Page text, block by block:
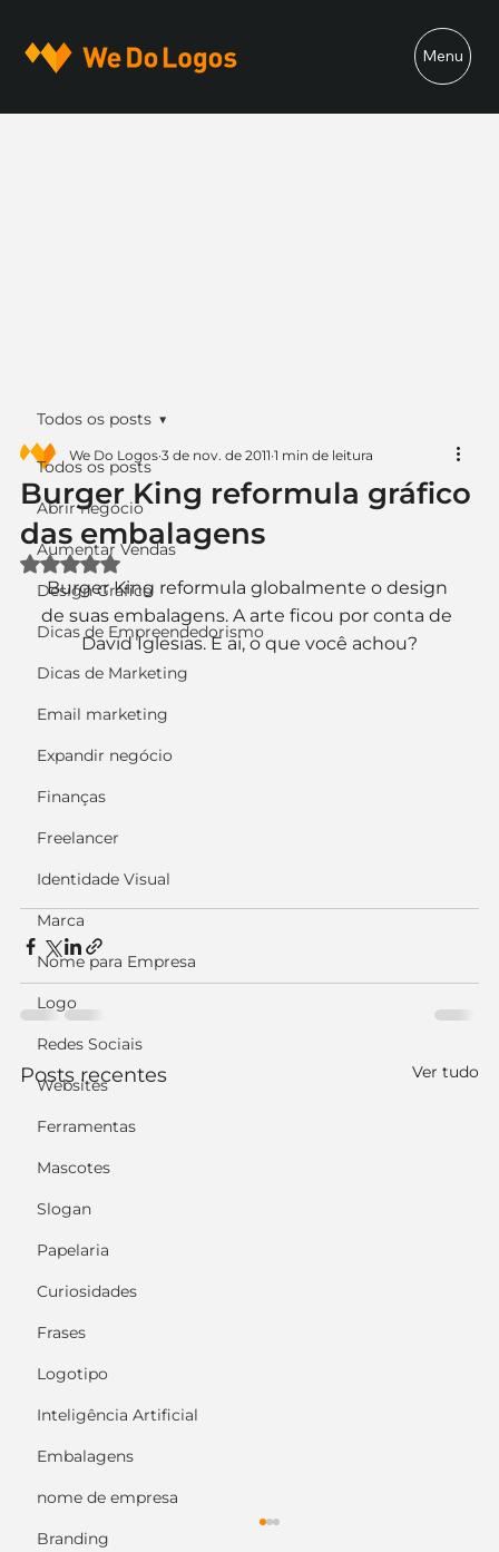
Menu
Todos os posts
Abrir negócio
Aumentar Vendas
Design Gráfico
Dicas de Empreendedorismo
Dicas de Marketing
Email marketing
Expandir negócio
Finanças
Freelancer
Identidade Visual
Marca
Nome para Empresa
Logo
Redes Sociais
Websites
Ferramentas
Mascotes
Slogan
Papelaria
Curiosidades
Frases
Logotipo
Inteligência Artificial
Embalagens
nome de empresa
Branding
Todos os posts
Burger King reformula gráfico
das embalagens
We Do Logos 3 de nov. de 2011 1 min de leitura
Avaliado com NaN de 5 estrelas.
Burger King reformula globalmente o design
de suas embalagens. A arte ficou por conta de
David Iglesias. E ai, o que você achou?
Posts recentes Ver tudo